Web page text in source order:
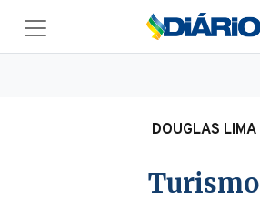
DOUGLAS LIMA
Turismo